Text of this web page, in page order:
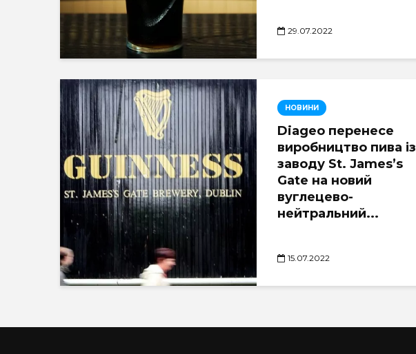
29.07.2022
НОВИНИ
Diageo перенесе
виробництво пива із
заводу St. James’s
Gate на новий
вуглецево-
нейтральний...
15.07.2022